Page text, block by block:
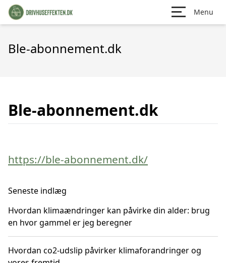
Menu
Ble-abonnement.dk
Ble-abonnement.dk
https://ble-abonnement.dk/
Seneste indlæg
Hvordan klimaændringer kan påvirke din alder: brug
en hvor gammel er jeg beregner
Hvordan co2-udslip påvirker klimaforandringer og